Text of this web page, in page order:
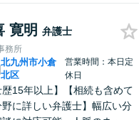
寛明 弁護士
務所
|
北九州市小倉
北区
営業時間：本日定
休日
歴15年以上】【相続も含めて
に詳しい弁護士】幅広い分